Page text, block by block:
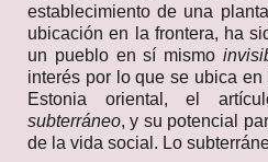
establecimiento de una
ubicación en la frontera, ha
un pueblo en sí mismo
interés por lo que se ubica
Estonia oriental, el
subterráneo, y su potencial
de la vida social. Lo